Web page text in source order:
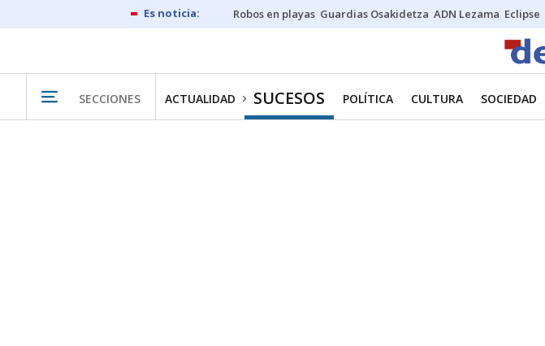
Robos en playas Guardias Osakidetza ADN Lezama Eclipse
SECCIONES ACTUALIDAD SUCESOS POLÍTICA CULTURA SOCIEDAD